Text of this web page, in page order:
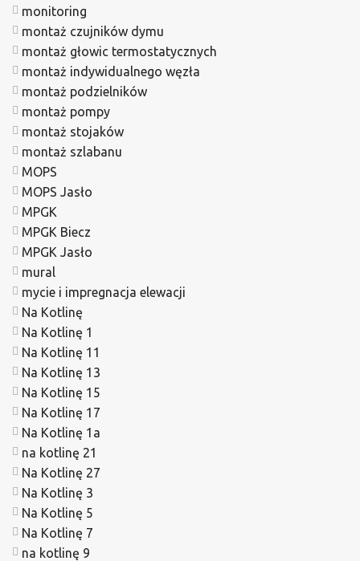
monitoring
montaż czujników dymu
montaż głowic termostatycznych
montaż indywidualnego węzła
montaż podzielników
montaż pompy
montaż stojaków
montaż szlabanu
MOPS
MOPS Jasło
MPGK
MPGK Biecz
MPGK Jasło
mural
mycie i impregnacja elewacji
Na Kotlinę
Na Kotlinę 1
Na Kotlinę 11
Na Kotlinę 13
Na Kotlinę 15
Na Kotlinę 17
Na Kotlinę 1a
na kotlinę 21
Na Kotlinę 27
Na Kotlinę 3
Na Kotlinę 5
Na Kotlinę 7
na kotlinę 9